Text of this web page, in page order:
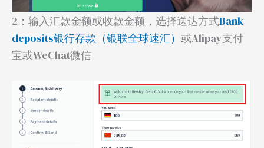
2：输入汇款金额或收款金额，选择送达方式Bank
deposits银行存款（银联全球速汇） 或Alipay支付
宝或WeChat微信